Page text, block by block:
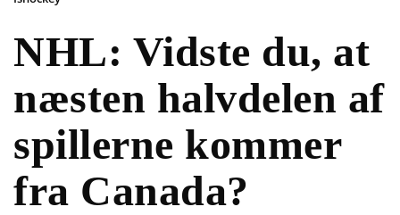
NHL: Vidste du, at
næsten halvdelen af
spillerne kommer
fra Canada?